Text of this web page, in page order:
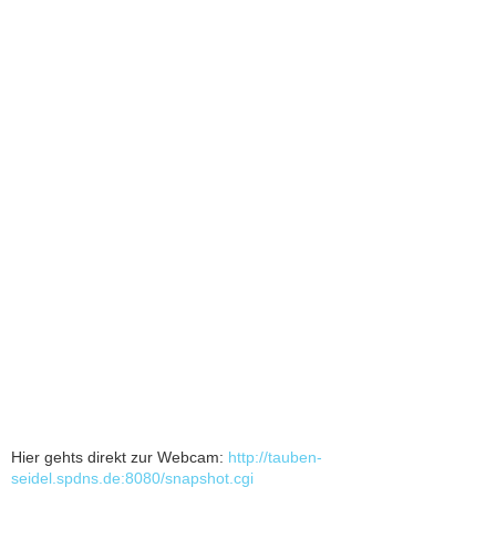
Hier gehts direkt zur Webcam: http://tauben-
seidel.spdns.de:8080/snapshot.cgi